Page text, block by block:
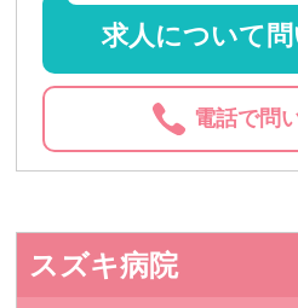
求人について
電話で問
スズキ病院